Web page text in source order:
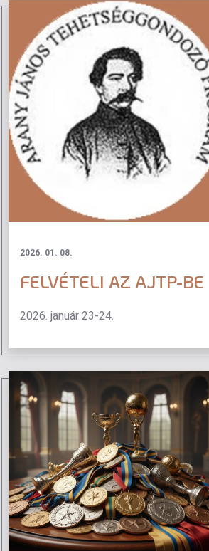
2026. 01. 08.
FELVÉTELI AZ AJTP-BE
2026. január 23-24.